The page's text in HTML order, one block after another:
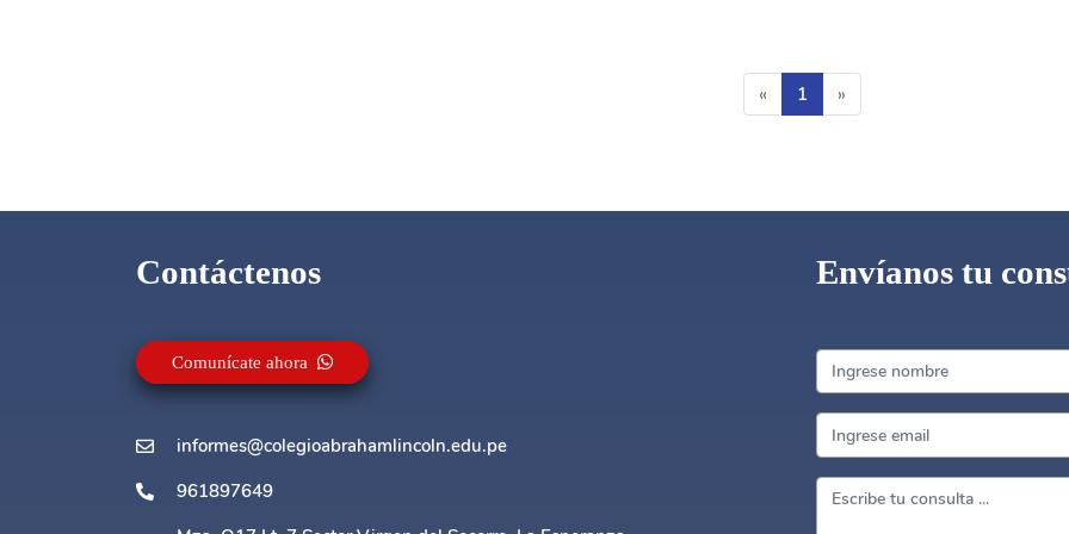
« 1 »
Contáctenos
Comunícate ahora
informes@colegioabrahamlincoln.edu.pe
961897649
Envíanos tu